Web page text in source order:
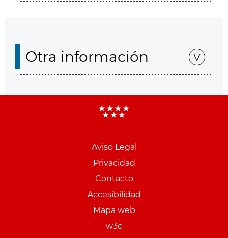
Otra información
Aviso Legal
Privacidad
Contacto
Accesibilidad
Mapa web
w3c